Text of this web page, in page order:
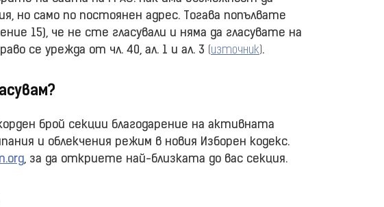
но само по постоянен адрес. Тогава попълвате
15), че не сте гласували и няма да гласувате на
се урежда от чл. 40, ал. 1 и ал. 3 (източник).
брой секции благодарение на активната
и облекчения режим в новия Изборен кодекс.
, за да откриете най-близката до вас секция.